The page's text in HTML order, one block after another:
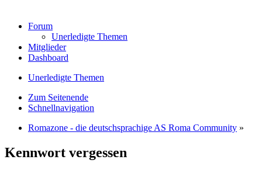
Forum
Unerledigte Themen
Mitglieder
Dashboard
Unerledigte Themen
Zum Seitenende
Schnellnavigation
Romazone - die deutschsprachige AS Roma Community »
Kennwort vergessen